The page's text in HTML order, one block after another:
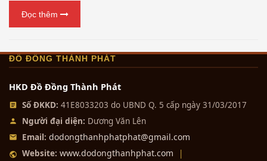
Đọc thêm
ĐỒ ĐỒNG THÀNH PHÁT
HKD Đồ Đồng Thành Phát
Số ĐKKD: 41E8033203 do UBND Q. 5 cấp ngày 31/03/2017
Người đại diện: Dương Văn Lên
Email: dodongthanhphatphat@gmail.com
Website: www.dodongthanhphat.com |